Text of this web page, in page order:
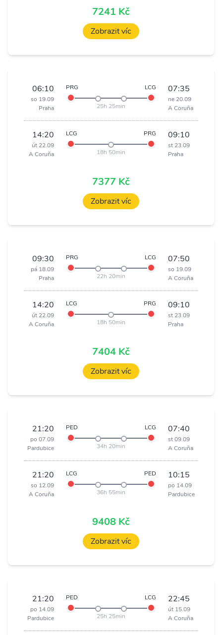
7241 Kč
Zobrazit víc
06:10
so 19.09
Praha
PRG LCG
25h 25min
07:35
ne 20.09
A Coruña
14:20
út 22.09
A Coruña
LCG PRG
18h 50min
09:10
st 23.09
Praha
7377 Kč
Zobrazit víc
09:30
pá 18.09
Praha
PRG LCG
22h 20min
07:50
so 19.09
A Coruña
14:20
út 22.09
A Coruña
LCG PRG
18h 50min
09:10
st 23.09
Praha
7404 Kč
Zobrazit víc
21:20
po 07.09
Pardubice
PED LCG
34h 20min
07:40
st 09.09
A Coruña
21:20
so 12.09
A Coruña
LCG PED
36h 55min
10:15
po 14.09
Pardubice
9408 Kč
Zobrazit víc
21:20
po 14.09
Pardubice
PED LCG
25h 25min
22:45
út 15.09
A Coruña